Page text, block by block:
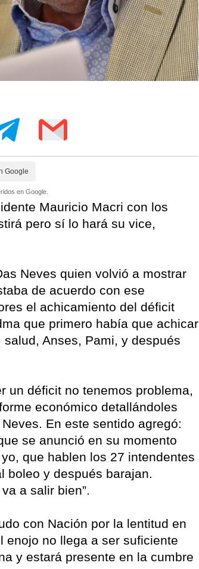
Google
en Google.
Mauricio Macri con los
pero sí lo hará su vice,
Neves quien volvió a mostrar
de acuerdo con ese
el achicamiento del déficit
que primero había que achicar
Anses, Pami, y después
un déficit no tenemos problema,
económico detallándoles
En este sentido agregó:
se anunció en su momento
que hablen los 27 intendentes
boleo y después barajan.
a salir bien”.
con Nación por la lentitud en
enojo no llega a ser suficiente
y estará presente en la cumbre